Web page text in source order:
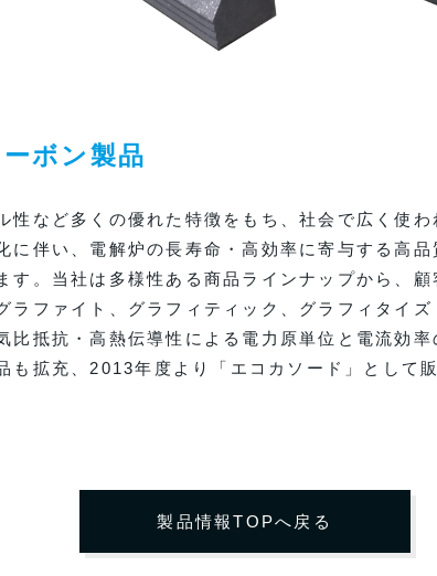
ボン製品
性など多くの優れた特徴をもち、社会で広く使
に伴い、電解炉の長寿命・高効率に寄与する高
す。当社は多様性ある商品ラインナップから、
ラファイト、グラフィティック、グラフィタイ
比抵抗・高熱伝導性による電力原単位と電流効
も拡充、2013年度より「エコカソード」として
製品情報TOPへ戻る